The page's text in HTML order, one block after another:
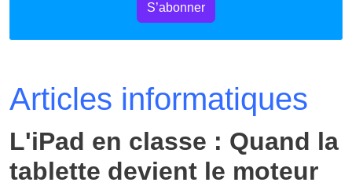
S’abonner
Articles informatiques
L'iPad en classe : Quand la
tablette devient le moteur